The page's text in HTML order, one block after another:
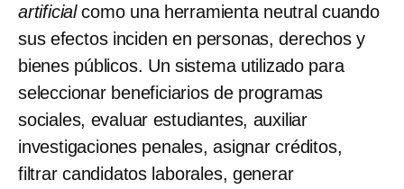
artificialcomo una herramienta neutral cuando
sus efectos inciden en personas, derechos y
bienes públicos. Un sistema utilizado para
seleccionar beneficiarios de programas
sociales, evaluar estudiantes, auxiliar
investigaciones penales, asignar créditos,
filtrar candidatos laborales, generar